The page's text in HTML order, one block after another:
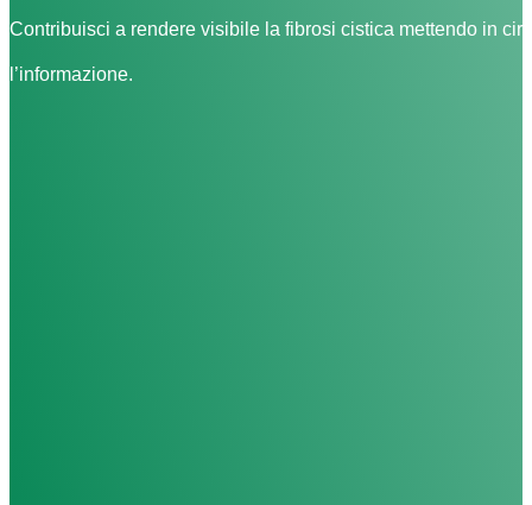
Contribuisci a rendere visibile la fibrosi cistica mettendo in
l’informazione.